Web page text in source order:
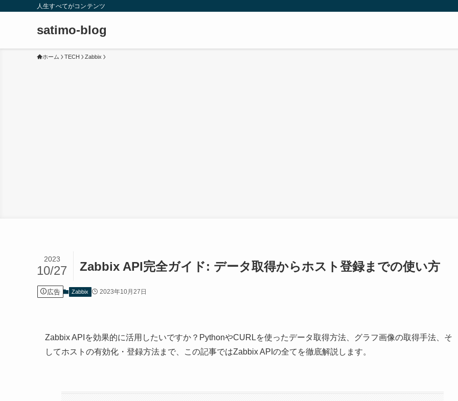
人生すべてがコンテンツ
satimo-blog
ホーム TECH Zabbix
Zabbix API完全ガイド: データ取得からホスト登録までの使い方
2023
10/27
広告 Zabbix 2023年10月27日
Zabbix APIを効果的に活用したいですか？PythonやCURLを使ったデータ取得方法、グラフ画像の取得手法、そ
してホストの有効化・登録方法まで、この記事ではZabbix APIの全てを徹底解説します。